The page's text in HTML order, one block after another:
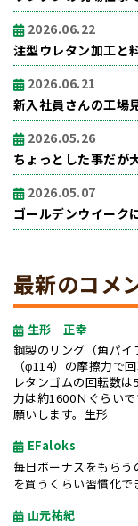
2026.06.22
注型ウレタン加工と
2026.06.21
新入社員さんの工場
2026.05.26
ちょっとした事だが
2026.05.07
ゴールデンウイーク
最新のコメ
生形 正幸
鋼製のリング（角パ
（φ114）の摩擦力で
レタンゴムの回転数
力は約1600Ｎぐらい
願いします
EFaloks
毎日ボーナスをもら
を買うくらい習慣化で
山元祐紀